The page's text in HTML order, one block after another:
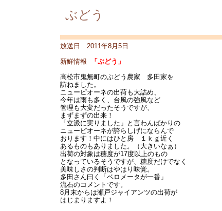
ぶどう
放送日 2011年8月5日
新鮮情報
「ぶどう」
高松市鬼無町のぶどう農家 多田家を
訪ねました。
ニューピオーネの出荷も大詰め、
今年は雨も多く、台風の強風など
管理も大変だったそうですが、
まずまずの出来！
「立派に実りました」と言わんばかりの
ニューピオーネが誇らしげにならんで
おります！中にはひと房 １ｋｇ近く
あるものもありました。（大きいなぁ）
出荷の対象は糖度が17度以上のもの
となっているそうですが、糖度だけでなく
美味しさの判断はやはり味覚。
多田さん曰く「ベロメータが一番」
流石のコメントです。
8月末からは瀬戸ジャイアンツの出荷が
はじまりますよ！